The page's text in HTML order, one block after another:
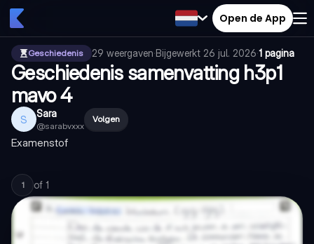
Open de App
Geschiedenis 29 weergaven·Bijgewerkt 26 jul. 2026·1 pagina
Geschiedenis samenvatting h3p1
mavo 4
S Sara
@sarabvxxx
Volgen
Examenstof
1 of 1